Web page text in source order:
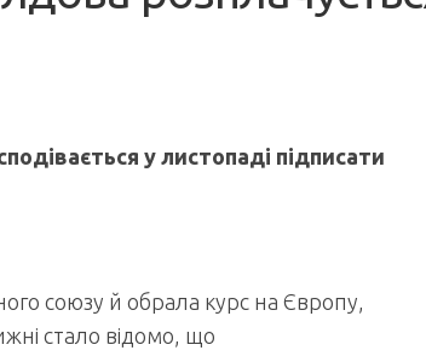
у листопаді підписати
союзу й обрала курс на Європу,
стало відомо, що